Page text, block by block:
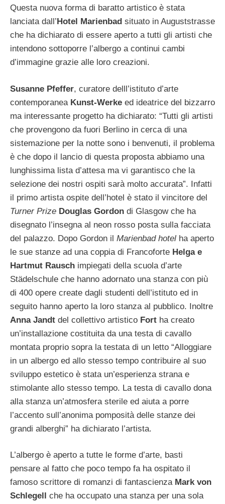
Questa nuova forma di baratto artistico è stata
lanciata dall’ Hotel Marienbad situato in Auguststrasse
che ha dichiarato di essere aperto a tutti gli artisti che
intendono sottoporre l’albergo a continui cambi
d’immagine grazie alle loro creazioni.
Susanne Pfeffer, curatore delll’istituto d’arte
contemporanea Kunst-Werke ed ideatrice del bizzarro
ma interessante progetto ha dichiarato: “Tutti gli artisti
che provengono da fuori Berlino in cerca di una
sistemazione per la notte sono i benvenuti, il problema
è che dopo il lancio di questa proposta abbiamo una
lunghissima lista d’attesa ma vi garantisco che la
selezione dei nostri ospiti sarà molto accurata”. Infatti
il primo artista ospite dell’hotel è stato il vincitore del
Turner Prize Douglas Gordon di Glasgow che ha
disegnato l’insegna al neon rosso posta sulla facciata
del palazzo. Dopo Gordon il Marienbad hotel ha aperto
le sue stanze ad una coppia di Francoforte Helga e
Hartmut Rausch impiegati della scuola d’arte
Städelschule che hanno adornato una stanza con più
di 400 opere create dagli studenti dell’istituto ed in
seguito hanno aperto la loro stanza al pubblico. Inoltre
Anna Jandt del collettivo artistico Fort ha creato
un’installazione costituita da una testa di cavallo
montata proprio sopra la testata di un letto “Alloggiare
in un albergo ed allo stesso tempo contribuire al suo
sviluppo estetico è stata un’esperienza strana e
stimolante allo stesso tempo. La testa di cavallo dona
alla stanza un’atmosfera sterile ed aiuta a porre
l’accento sull’anonima pomposità delle stanze dei
grandi alberghi” ha dichiarato l’artista.
L’albergo è aperto a tutte le forme d’arte, basti
pensare al fatto che poco tempo fa ha ospitato il
famoso scrittore di romanzi di fantascienza Mark von
Schlegell che ha occupato una stanza per una sola